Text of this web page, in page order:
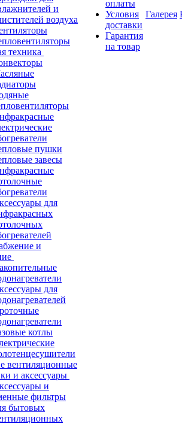
и
воздуха
техника
пушки
завесы
для
и
для
котлы
вентиляционные
и аксессуары
и
фильтры
бытовых
оплаты
Условия
доставки
Гарантия
на товар
Галерея